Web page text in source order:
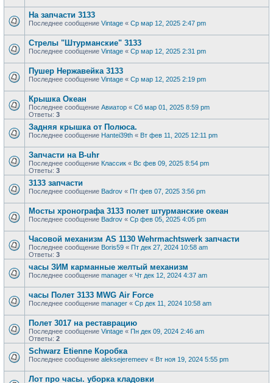
На запчасти 3133
Последнее сообщение Vintage « Ср мар 12, 2025 2:47 pm
Стрелы "Штурманские" 3133
Последнее сообщение Vintage « Ср мар 12, 2025 2:31 pm
Пушер Нержавейка 3133
Последнее сообщение Vintage « Ср мар 12, 2025 2:19 pm
Крышка Океан
Последнее сообщение Авиатор « Сб мар 01, 2025 8:59 pm
Ответы: 3
Задняя крышка от Полюса.
Последнее сообщение Hantei39th « Вт фев 11, 2025 12:11 pm
Запчасти на B-uhr
Последнее сообщение Классик « Вс фев 09, 2025 8:54 pm
Ответы: 3
3133 запчасти
Последнее сообщение Badrov « Пт фев 07, 2025 3:56 pm
Мосты хронографа 3133 полет штурманские океан
Последнее сообщение Badrov « Ср фев 05, 2025 4:05 pm
Часовой механизм AS 1130 Wehrmachtswerk запчасти
Последнее сообщение Boris59 « Пт дек 27, 2024 10:58 am
Ответы: 3
часы ЗИМ карманные желтый механизм
Последнее сообщение manager « Чт дек 12, 2024 4:37 am
часы Полет 3133 MWG Air Force
Последнее сообщение manager « Ср дек 11, 2024 10:58 am
Полет 3017 на реставрацию
Последнее сообщение Vintage « Пн дек 09, 2024 2:46 am
Ответы: 2
Schwarz Etienne Коробка
Последнее сообщение aleksejeremeev « Вт ноя 19, 2024 5:55 pm
Лот про часы. уборка кладовки